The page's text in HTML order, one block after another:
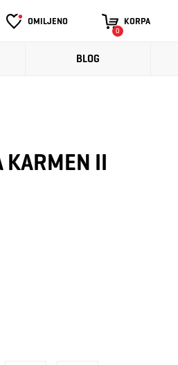
OMILJENO KORPA
0
BLOG
KARMEN II